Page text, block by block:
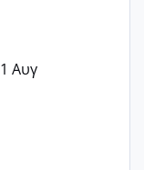
1 Αυγ